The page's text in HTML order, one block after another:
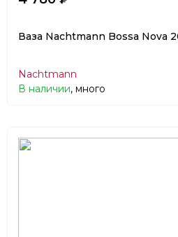
Ваза Nachtmann Bossa Nova
Nachtmann
В наличии, много